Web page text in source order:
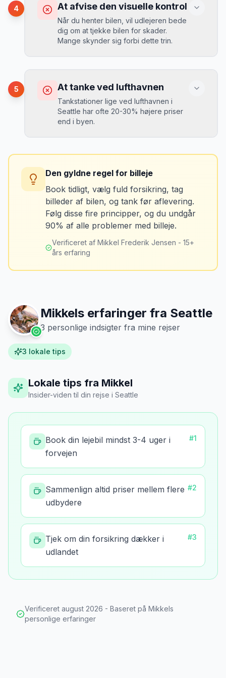
MJ
Mikkels erfaring September 2023
“ En lille bule i døren kostede mig 8.000
kr. i selvrisiko. Siden har jeg altid
da udlejeren tager høje benzinpriser.
Løsning
4 At afvise den visuelle kontrol
Når du henter bilen, vil udlejeren bede
dig om at tjekke bilen for skader.
Mange skynder sig forbi dette trin.
Du kan blive opkrævet for skader, der
var der før du fik bilen.
Løsning
brændstofmåleren.
MJ
Mikkels erfaring Oktober 2024
“Jeg fotograferer altid bilen fra alle
vinkler ved afhentning. Det har reddet
5 At tanke ved lufthavnen
Tankstationer lige ved lufthavnen i
Seattle har ofte 20-30% højere priser
end i byen.
sidste tankning.
Tank bilen op et par kilometer fra
lufthavnen dagen før aflevering. Priserne
er markant lavere.
Den gyldne regel for billeje
Book tidligt, vælg fuld forsikring, tag
billeder af bilen, og tank før aflevering.
Følg disse fire principper, og du undgår
90% af alle problemer med billeje.
Verificeret af Mikkel Frederik Jensen - 15+
års erfaring
Mikkels erfaringer fra Seattle
3 personlige indsigter fra mine rejser
3 lokale tips
Lokale tips fra Mikkel
Insider-viden til din rejse i Seattle
Book din lejebil mindst 3-4 uger i
forvejen
#1
Sammenlign altid priser mellem flere
udbydere
#2
Tjek om din forsikring dækker i
udlandet
#3
Verificeret august 2026 - Baseret på Mikkels
personlige erfaringer